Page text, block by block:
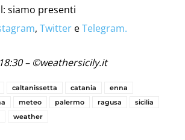
siamo presenti
, Twitter eTelegram.
– ©weathersicily.it
caltanissetta catania
enna
meteo palermo ragusa
sicilia
weather